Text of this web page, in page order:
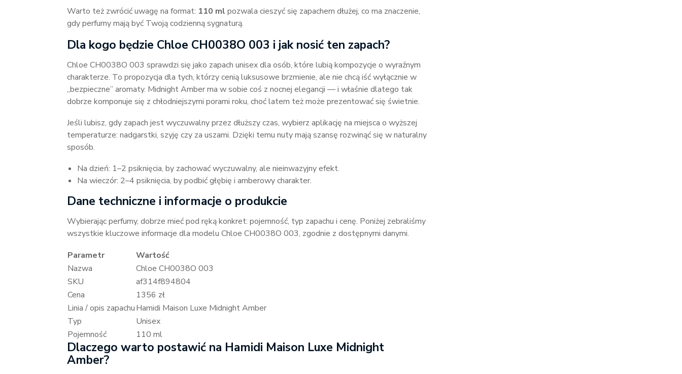
Warto też zwrócić uwagę na format: 110 ml pozwala cieszyć się zapachem dłużej, co ma znaczenie,
gdy perfumy mają być Twoją codzienną sygnaturą.
Dla kogo będzie Chloe CH0038O 003 i jak nosić ten zapach?
Chloe CH0038O 003 sprawdzi się jako zapach unisex dla osób, które lubią kompozycje o wyraźnym
charakterze. To propozycja dla tych, którzy cenią luksusowe brzmienie, ale nie chcą iść wyłącznie w
„bezpieczne” aromaty. Midnight Amber ma w sobie coś z nocnej elegancji — i właśnie dlatego tak
dobrze komponuje się z chłodniejszymi porami roku, choć latem też może prezentować się świetnie.
Jeśli lubisz, gdy zapach jest wyczuwalny przez dłuższy czas, wybierz aplikację na miejsca o wyższej
temperaturze: nadgarstki, szyję czy za uszami. Dzięki temu nuty mają szansę rozwinąć się w naturalny
sposób.
Na dzień: 1–2 psiknięcia, by zachować wyczuwalny, ale nieinwazyjny efekt.
Na wieczór: 2–4 psiknięcia, by podbić głębię i amberowy charakter.
Dane techniczne i informacje o produkcie
Wybierając perfumy, dobrze mieć pod ręką konkret: pojemność, typ zapachu i cenę. Poniżej zebraliśmy
wszystkie kluczowe informacje dla modelu Chloe CH0038O 003, zgodnie z dostępnymi danymi.
Parametr
Wartość
Nazwa
Chloe CH0038O 003
SKU
af314f894804
Cena
1356 zł
Linia / opis zapachuHamidi Maison Luxe Midnight Amber
Typ
Unisex
Pojemność
110 ml
Dlaczego warto postawić na Hamidi Maison Luxe Midnight
Amber?